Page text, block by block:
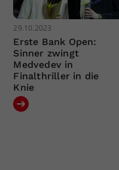
29.10.2023
Erste Bank Open:
Sinner zwingt
Medvedev in
Finalthriller in die
Knie